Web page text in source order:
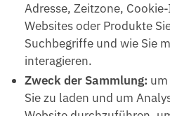
Adresse, Zeitzone,
Websites oder Produkte
Suchbegriffe und wie Sie
interagieren.
Zweck der Sammlung:
Sie zu laden und um